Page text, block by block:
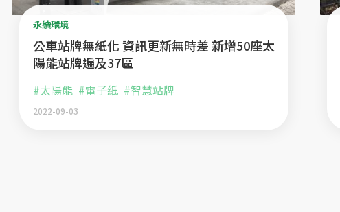
公車站牌無紙化 資訊更新無時差 新增50座太
陽能站牌遍及37區
永續環境
#太陽能 #電子紙 #智慧站牌
2022-09-03